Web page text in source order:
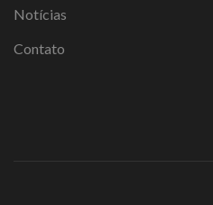
Notícias
Contato